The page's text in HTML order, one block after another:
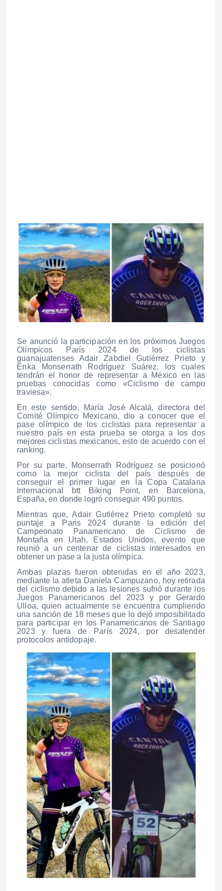
Se anunció la participación en los próximos Juegos
Olímpicos París 2024 de los ciclistas
guanajuatenses Adair Zabdiel Gutiérrez Prieto y
Erika Monserrath Rodríguez Suárez, los cuales
tendrán el honor de representar a México en las
pruebas conocidas como «Ciclismo de campo
traviesa».
En este sentido, María José Alcalá, directora del
Comité Olímpico Mexicano, dio a conocer que el
pase olímpico de los ciclistas para representar a
nuestro país en esta prueba se otorga a los dos
mejores ciclistas mexicanos, esto de acuerdo con el
ranking.
Por su parte, Monserrath Rodríguez se posicionó
como la mejor ciclista del país después de
conseguir el primer lugar en la Copa Catalana
Internacional btt Biking Point, en Barcelona,
España, en donde logró conseguir 490 puntos.
Mientras que, Adair Gutiérrez Prieto completó su
puntaje a Paris 2024 durante la edición del
Campeonato Panamericano de Ciclismo de
Montaña en Utah, Estados Unidos, evento que
reunió a un centenar de ciclistas interesados en
obtener un pase a la justa olímpica.
Ambas plazas fueron obtenidas en el año 2023,
mediante la atleta Daniela Campuzano, hoy retirada
del ciclismo debido a las lesiones sufrió durante los
Juegos Panamericanos del 2023 y por Gerardo
Ulloa, quien actualmente se encuentra cumpliendo
una sanción de 18 meses que lo dejó imposibilitado
para participar en los Panamericanos de Santiago
2023 y fuera de París 2024, por desatender
protocolos antidopaje.